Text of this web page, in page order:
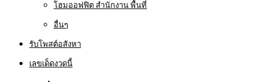
โฮมออฟฟิต สำนักงาน พื้นที่
อื่นๆ
รับโพสต์อสังหา
เลขเด็ดงวดนี้